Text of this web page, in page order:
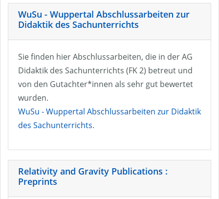
WuSu - Wuppertal Abschlussarbeiten zur
Didaktik des Sachunterrichts
Sie finden hier Abschlussarbeiten, die in der AG
Didaktik des Sachunterrichts (FK 2) betreut und
von den Gutachter*innen als sehr gut bewertet
wurden.
WuSu - Wuppertal Abschlussarbeiten zur Didaktik
des Sachunterrichts.
Relativity and Gravity Publications :
Preprints